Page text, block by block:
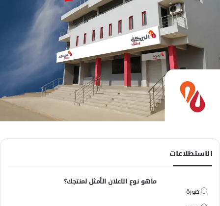
الاستطلاعات
ماهو نوع الاعلان الأمثل لمنتجك؟
صورة